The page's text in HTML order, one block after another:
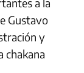
a la
Gustavo
y
chakana